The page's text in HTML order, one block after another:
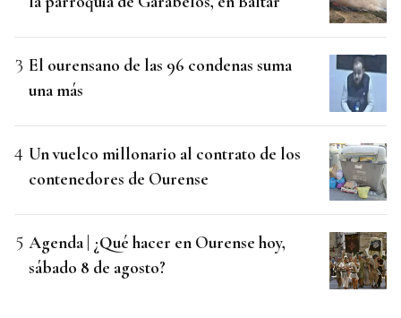
El ourensano de las 96 condenas suma
una más
Un vuelco millonario al contrato de los
contenedores de Ourense
Agenda | ¿Qué hacer en Ourense hoy,
sábado 8 de agosto?